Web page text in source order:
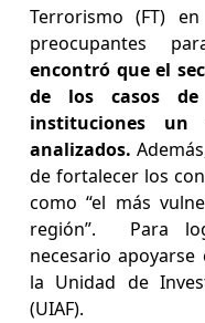
Terrorismo (FT)
preocupantes
encontró que el
de los casos
instituciones
analizados.
de fortalecer los
como “el más
región”. Para
necesario
la Unidad de
(UIAF).